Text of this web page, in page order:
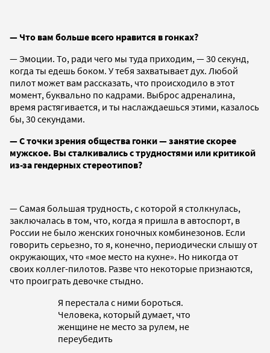
— Что вам больше всего нравится в гонках?
— Эмоции. То, ради чего мы туда приходим, — 30 секунд,
когда ты едешь боком. У тебя захватывает дух. Любой
пилот может вам рассказать, что происходило в этот
момент, буквально по кадрами. Выброс адреналина,
время растягивается, и ты наслаждаешься этими, казалось
бы, 30 секундами.
— С точки зрения общества гонки — занятие скорее
мужское. Вы сталкивались с трудностями или критикой
из-за гендерных стереотипов?
— Самая большая трудность, с которой я столкнулась,
заключалась в том, что, когда я пришла в автоспорт, в
России не было женских гоночных комбинезонов. Если
говорить серьезно, то я, конечно, периодически слышу от
окружающих, что «мое место на кухне». Но никогда от
своих коллег-пилотов. Разве что некоторые признаются,
что проиграть девочке стыдно.
Я перестала с ними бороться.
Человека, который думает, что
женщине не место за рулем, не
переубедить